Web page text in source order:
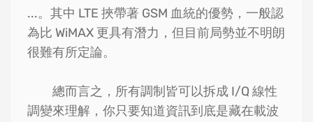
...。其中 LTE 挾帶著 GSM 血統的優勢，一般認
為比 WiMAX 更具有潛力，但目前局勢並不明朗
很難有所定論。
總而言之，所有調制皆可以拆成 I/Q 線性
調變來理解，你只要知道資訊到底是藏在載波